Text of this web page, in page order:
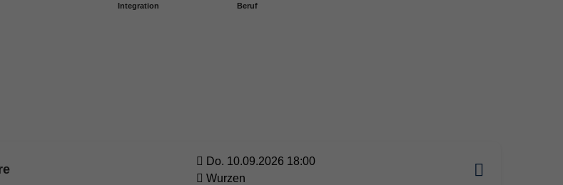
Integration
Beruf
Do. 10.09.2026 18:00
Wurzen